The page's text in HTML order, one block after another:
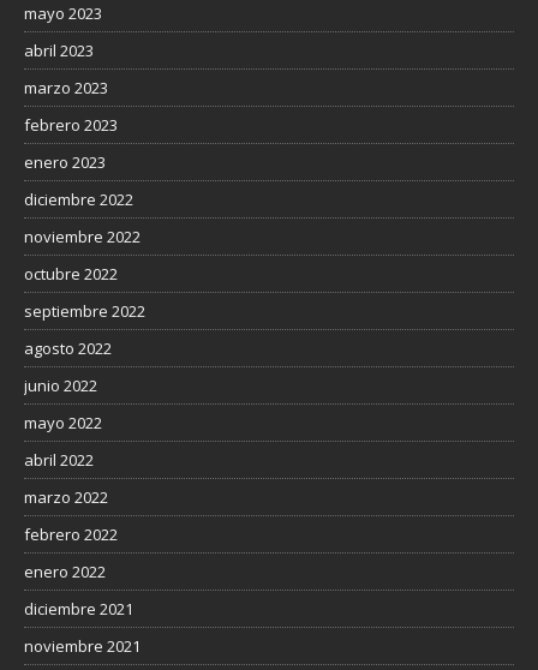
mayo 2023
abril 2023
marzo 2023
febrero 2023
enero 2023
diciembre 2022
noviembre 2022
octubre 2022
septiembre 2022
agosto 2022
junio 2022
mayo 2022
abril 2022
marzo 2022
febrero 2022
enero 2022
diciembre 2021
noviembre 2021